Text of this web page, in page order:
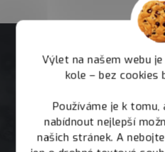
Výlet na našem webu
kole – bez cookies
Používáme je k
nabídnout nejlepší
našich stránek. A